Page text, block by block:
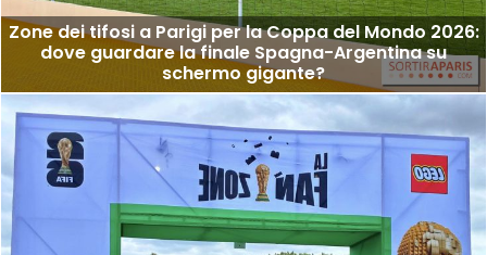
Zone dei tifosi a Parigi per la Coppa del Mondo 2026:
dove guardare la finale Spagna-Argentina su
schermo gigante?